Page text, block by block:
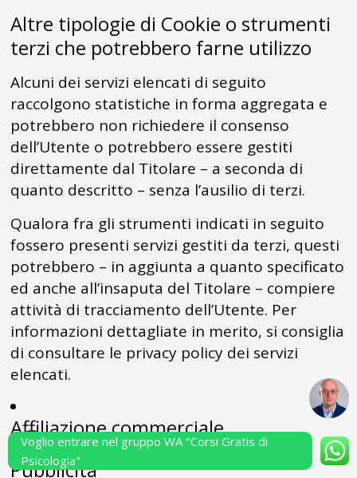
Altre tipologie di Cookie o strumenti
terzi che potrebbero farne utilizzo
Alcuni dei servizi elencati di seguito
raccolgono statistiche in forma aggregata e
potrebbero non richiedere il consenso
dell’Utente o potrebbero essere gestiti
direttamente dal Titolare – a seconda di
quanto descritto – senza l’ausilio di terzi.
Qualora fra gli strumenti indicati in seguito
fossero presenti servizi gestiti da terzi, questi
potrebbero – in aggiunta a quanto specificato
ed anche all’insaputa del Titolare – compiere
attività di tracciamento dell’Utente. Per
informazioni dettagliate in merito, si consiglia
di consultare le privacy policy dei servizi
elencati.
Affiliazione commerciale
Pubblicità
Voglio entrare nel gruppo WA "Corsi Gratis di
Psicologia"